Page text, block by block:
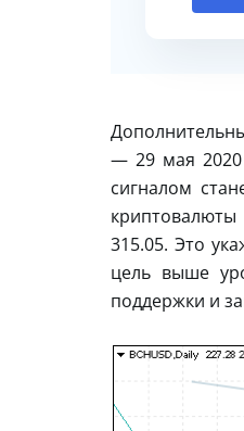
— 29 мая 2020
сигналом
криптовалюты
315.05. Это
цель выше
поддержки и